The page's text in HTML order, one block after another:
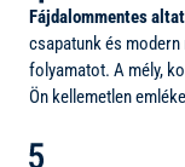
Fájdalommentes
csapatunk és
folyamatot. A mély,
Ön kellemetlen